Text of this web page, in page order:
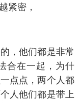
紧密，
，他们都是非常
合在一起，为什
点点，两个人都
人他们都是带上